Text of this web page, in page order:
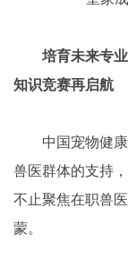
培育未来专
知识竞赛再启航
中国宠物健
兽医群体的支持
不止聚焦在职兽
蒙。